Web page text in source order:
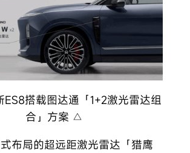
搭载图达通「1+2激光雷达组
合」方案 △
布局的超远距激光雷达「猎鹰